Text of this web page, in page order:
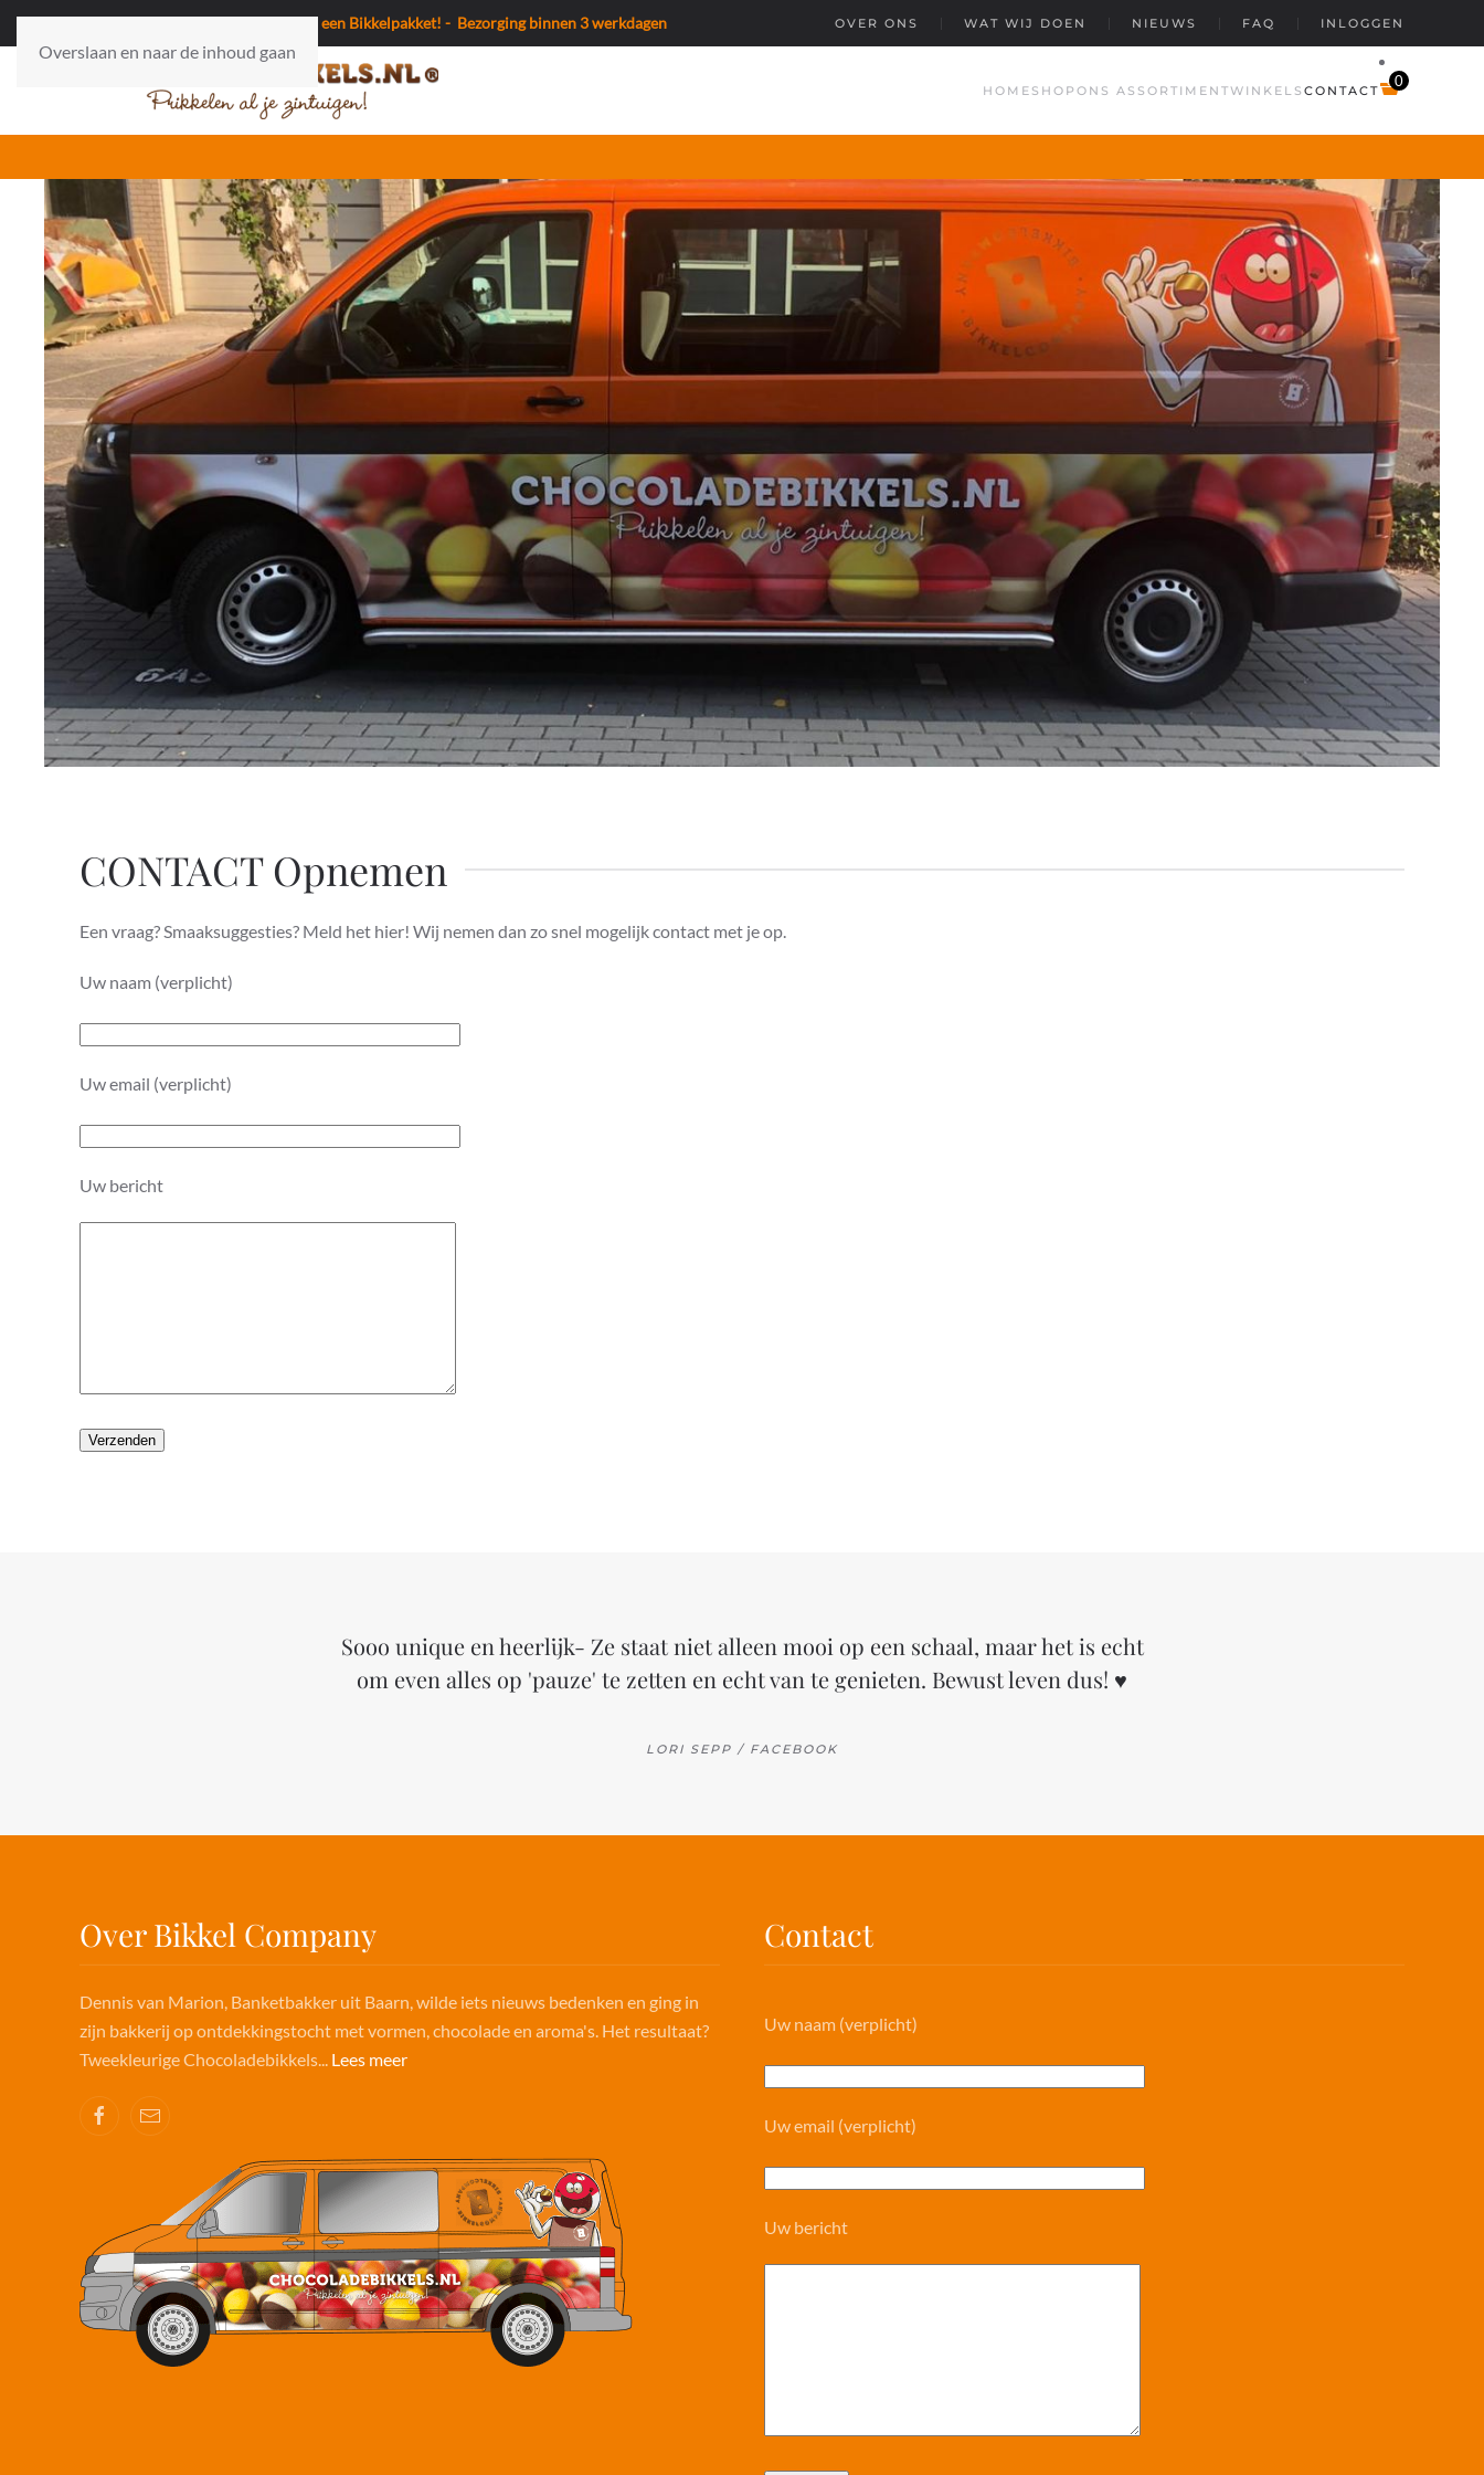
Overslaan en naar de inhoud gaan
Gratis verzending bij bestelling van een Bikkelpakket! - Bezorging binnen 3 werkdagen OVER ONS WAT WIJ DOEN NIEUWS FAQ INLOGGEN
HOME SHOP ONS ASSORTIMENTWINKELS CONTACT
0
CONTACT Opnemen
Een vraag? Smaaksuggesties? Meld het hier! Wij nemen dan zo snel mogelijk contact met je op.
Uw naam (verplicht)
Uw email (verplicht)
Uw bericht
Sooo unique en heerlijk- Ze staat niet alleen mooi op een schaal, maar het is echt
om even alles op 'pauze' te zetten en echt van te genieten. Bewust leven dus! ♥
LORI SEPP / FACEBOOK
Over Bikkel Company
Dennis van Marion, Banketbakker uit Baarn, wilde iets nieuws bedenken en ging in
zijn bakkerij op ontdekkingstocht met vormen, chocolade en aroma's. Het resultaat?
Tweekleurige Chocoladebikkels... Lees meer
Contact
Uw naam (verplicht)
Uw email (verplicht)
Uw bericht